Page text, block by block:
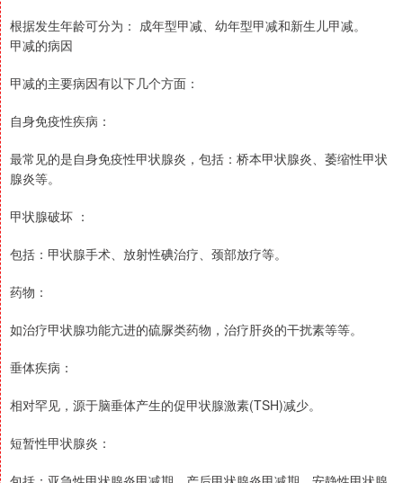
根据发生年龄可分为： 成年型甲减、幼年型甲减和新生儿甲减。
甲减的病因
甲减的主要病因有以下几个方面：
自身免疫性疾病：
最常见的是自身免疫性甲状腺炎，包括：桥本甲状腺炎、萎缩性甲状
腺炎等。
甲状腺破坏 ：
包括：甲状腺手术、放射性碘治疗、颈部放疗等。
药物：
如治疗甲状腺功能亢进的硫脲类药物，治疗肝炎的干扰素等等。
垂体疾病：
相对罕见，源于脑垂体产生的促甲状腺激素(TSH)减少。
短暂性甲状腺炎：